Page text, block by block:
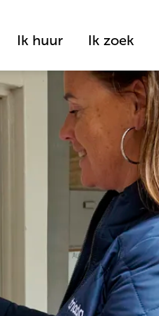
Ik huur Ik zoek